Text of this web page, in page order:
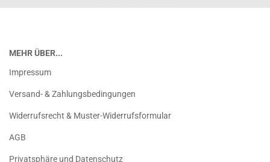
MEHR ÜBER...
Impressum
Versand- & Zahlungsbedingungen
Widerrufsrecht & Muster-Widerrufsformular
AGB
Privatsphäre und Datenschutz